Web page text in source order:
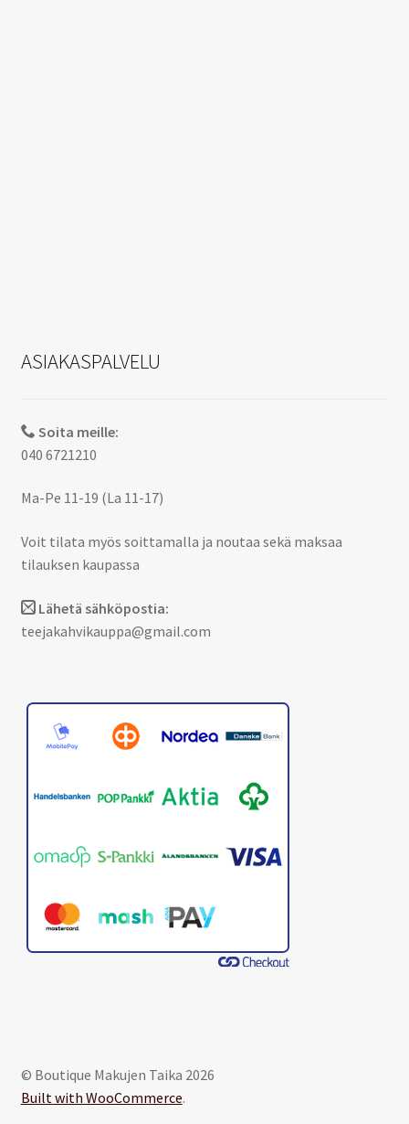
ASIAKASPALVELU
Soita meille:
040 6721210
Ma-Pe 11-19 (La 11-17)
Voit tilata myös soittamalla ja noutaa sekä maksaa
tilauksen kaupassa
Lähetä sähköpostia:
teejakahvikauppa@gmail.com
© Boutique Makujen Taika 2026
Built with WooCommerce.